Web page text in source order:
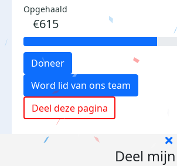
Opgehaald
€615
Doneer
Word lid van ons team
Deel deze pagina
Deel